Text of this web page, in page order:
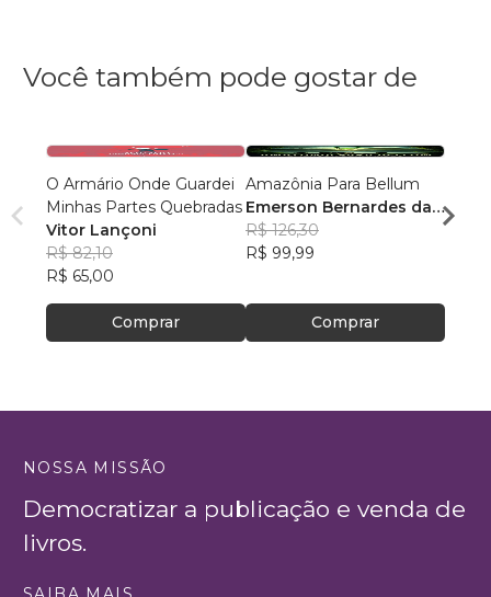
Você também pode gostar de
O Armário Onde Guardei
Minhas Partes Quebradas
Vitor Lançoni
R$ 82,10
R$ 65,00
Comprar
Amazônia Para Bellum
Emerson Bernardes da
Silva
R$ 126,30
R$ 99,99
Comprar
Aron
R$
NOSSA MISSÃO
Democratizar a publicação e venda de
livros.